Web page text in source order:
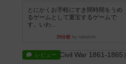
とにかくお手軽にすき間時間をうめ
るゲームとして重宝するゲームで
す。いわ...
39分前by nabekoh
レビュー